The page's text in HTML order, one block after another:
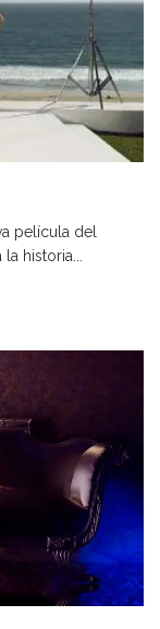
película del
la historia